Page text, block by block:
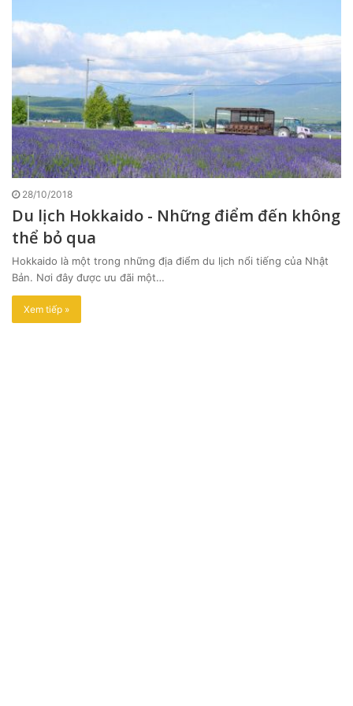
28/10/2018
Du lịch Hokkaido - Những điểm đến không
thể bỏ qua
Hokkaido là một trong những địa điểm du lịch nổi tiếng của Nhật
Bản. Nơi đây được ưu đãi một…
Xem tiếp »